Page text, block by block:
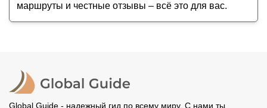
маршруты и честные отзывы – всё это для вас.
Global Guide - надежный гид по всему миру. С нами ты